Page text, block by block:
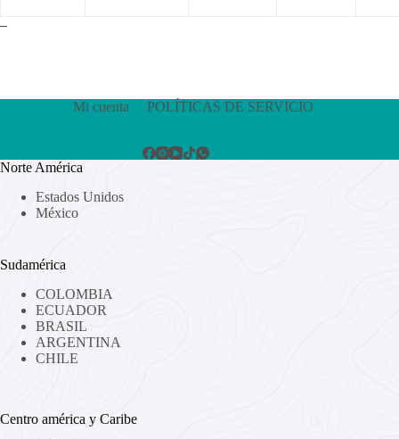
–
Mi cuenta POLÍTICAS DE SERVICIO
Norte América
Estados Unidos
México
Sudamérica
COLOMBIA
ECUADOR
BRASIL
ARGENTINA
CHILE
Centro américa y Caribe